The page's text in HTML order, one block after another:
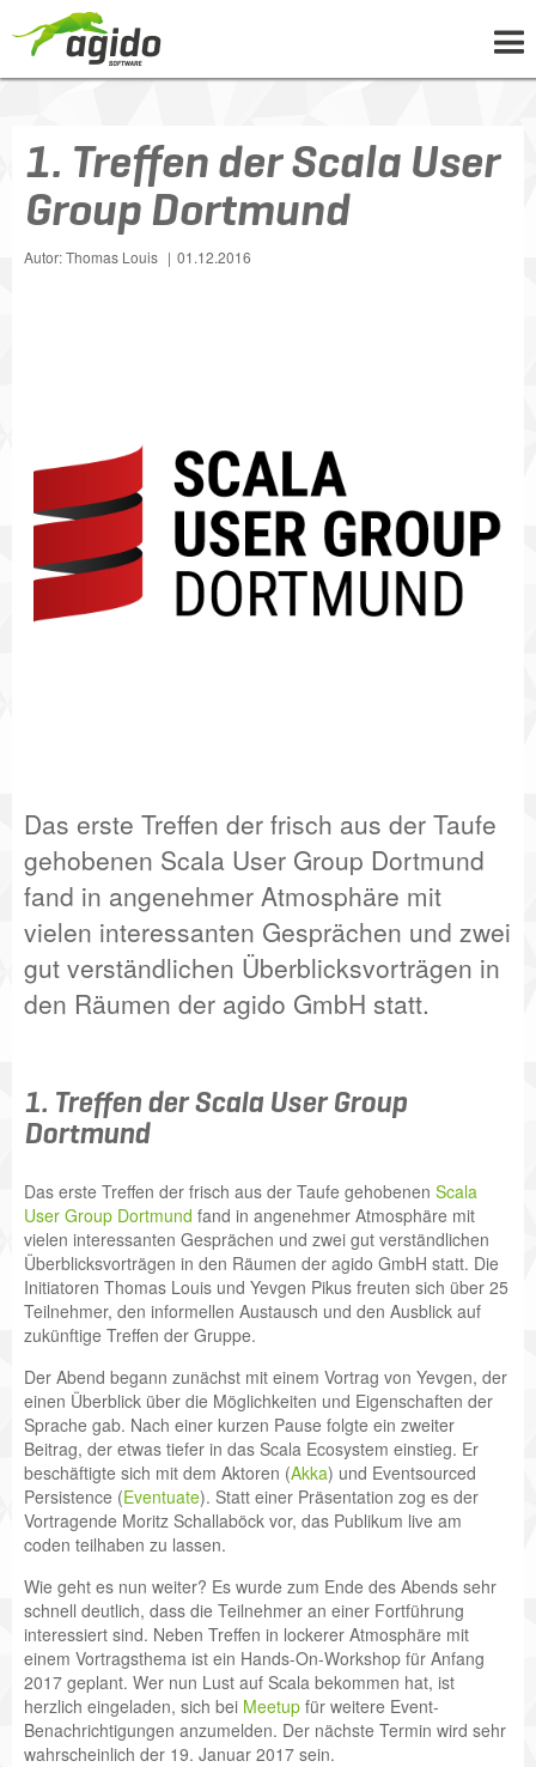
LÖSUNGEN
PROJEKTE
1. Treffen der Scala User
Group Dortmund
Autor: Thomas Louis 01.12.2016
Das erste Treffen der frisch aus der Taufe
gehobenen Scala User Group Dortmund
fand in angenehmer Atmosphäre mit
vielen interessanten Gesprächen und zwei
gut verständlichen Überblicksvorträgen in
den Räumen der agido GmbH statt.
1. Treffen der Scala User Group
Dortmund
Das erste Treffen der frisch aus der Taufe gehobenen Scala
User Group Dortmund fand in angenehmer Atmosphäre mit
vielen interessanten Gesprächen und zwei gut verständlichen
Überblicksvorträgen in den Räumen der agido GmbH statt. Die
Initiatoren Thomas Louis und Yevgen Pikus freuten sich über 25
Teilnehmer, den informellen Austausch und den Ausblick auf
zukünftige Treffen der Gruppe.
Der Abend begann zunächst mit einem Vortrag von Yevgen, der
einen Überblick über die Möglichkeiten und Eigenschaften der
Sprache gab. Nach einer kurzen Pause folgte ein zweiter
Beitrag, der etwas tiefer in das Scala Ecosystem einstieg. Er
beschäftigte sich mit dem Aktoren (Akka) und Eventsourced
Persistence (Eventuate). Statt einer Präsentation zog es der
Vortragende Moritz Schallaböck vor, das Publikum live am
coden teilhaben zu lassen.
Wie geht es nun weiter? Es wurde zum Ende des Abends sehr
schnell deutlich, dass die Teilnehmer an einer Fortführung
interessiert sind. Neben Treffen in lockerer Atmosphäre mit
einem Vortragsthema ist ein Hands-On-Workshop für Anfang
2017 geplant. Wer nun Lust auf Scala bekommen hat, ist
herzlich eingeladen, sich bei Meetup für weitere Event-
Benachrichtigungen anzumelden. Der nächste Termin wird sehr
wahrscheinlich der 19. Januar 2017 sein.